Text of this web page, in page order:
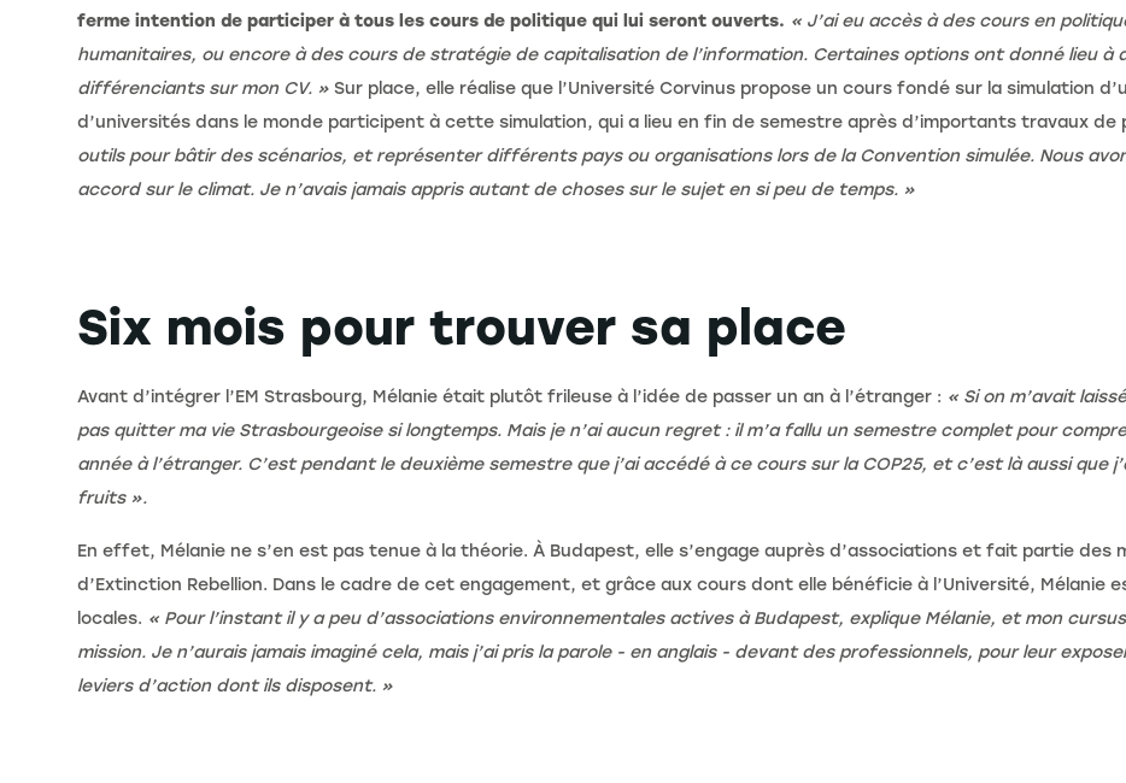
ferme intention de participer à tous les cours de politique qui lui seront ouverts. « J’ai eu accès à des cours en
humanitaires, ou encore à des cours de stratégie de capitalisation de l’information. Certaines options ont donné lieu
différenciants sur mon CV. » Sur place, elle réalise que l’Université Corvinus propose un cours fondé sur la simulation
d’universités dans le monde participent à cette simulation, qui a lieu en fin de semestre après d’importants travaux de
outils pour bâtir des scénarios, et représenter différents pays ou organisations lors de la Convention simulée. Nous
accord sur le climat. Je n’avais jamais appris autant de choses sur le sujet en si peu de temps. »
Six mois pour trouver sa place
Avant d’intégrer l’EM Strasbourg, Mélanie était plutôt frileuse à l’idée de passer un an à l’étranger : « Si on m’avait
pas quitter ma vie Strasbourgeoise si longtemps. Mais je n’ai aucun regret : il m’a fallu un semestre complet pour
année à l’étranger. C’est pendant le deuxième semestre que j’ai accédé à ce cours sur la COP25, et c’est là aussi
fruits ».
En effet, Mélanie ne s’en est pas tenue à la théorie. À Budapest, elle s’engage auprès d’associations et fait partie
d’Extinction Rebellion. Dans le cadre de cet engagement, et grâce aux cours dont elle bénéficie à l’Université, Mélanie
locales. « Pour l’instant il y a peu d’associations environnementales actives à Budapest, explique Mélanie, et mon
mission. Je n’aurais jamais imaginé cela, mais j’ai pris la parole - en anglais - devant des professionnels, pour leur
leviers d’action dont ils disposent. »